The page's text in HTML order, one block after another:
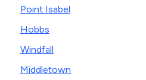
Point Isabel
Hobbs
Windfall
Middletown